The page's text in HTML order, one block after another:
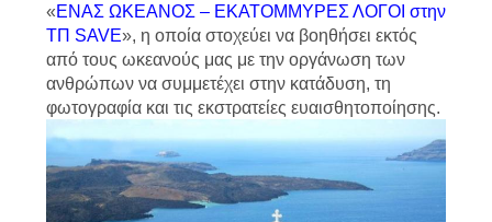
«ΕΝΑΣ ΩΚΕΑΝΟΣ – ΕΚΑΤΟΜΜΥΡΕΣ ΛΟΓΟΙ στην
ΤΠ SAVE», η οποία στοχεύει να βοηθήσει εκτός
από τους ωκεανούς μας με την οργάνωση των
ανθρώπων να συμμετέχει στην κατάδυση, τη
φωτογραφία και τις εκστρατείες ευαισθητοποίησης.